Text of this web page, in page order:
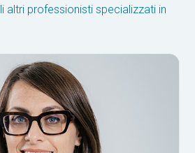
altri professionisti specializzati in